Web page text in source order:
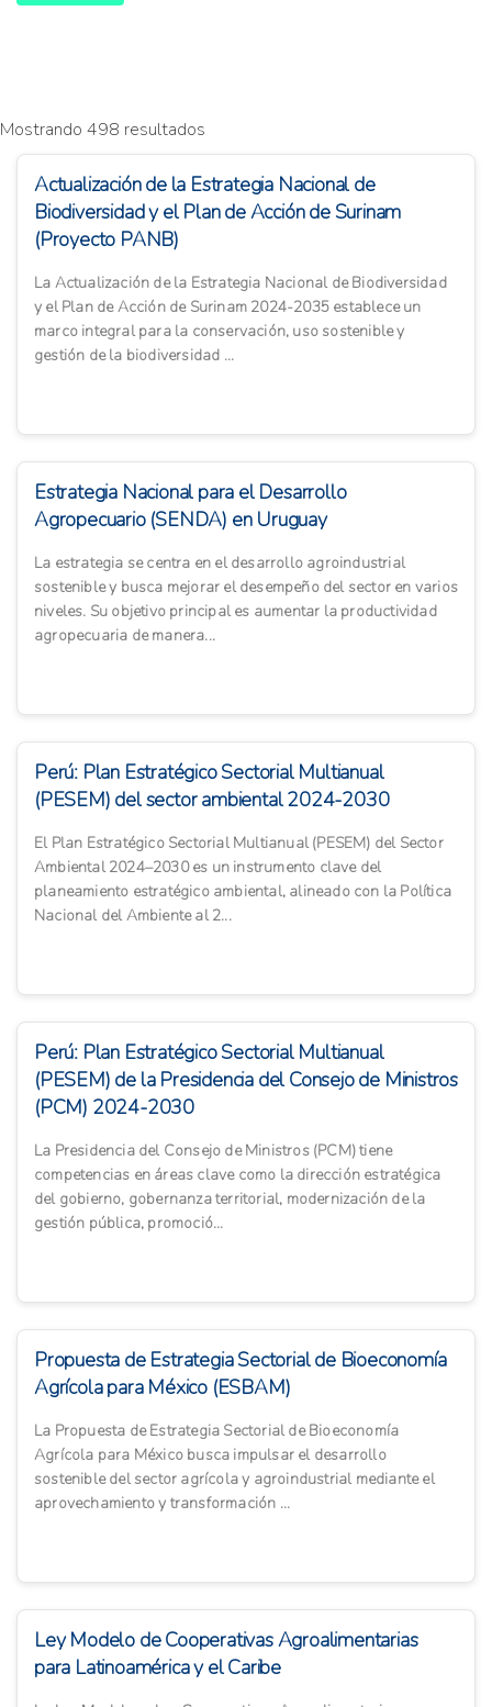
Mostrando 498 resultados
Actualización de la Estrategia Nacional de
Biodiversidad y el Plan de Acción de Surinam
(Proyecto PANB)
La Actualización de la Estrategia Nacional de Biodiversidad
y el Plan de Acción de Surinam 2024-2035 establece un
marco integral para la conservación, uso sostenible y
gestión de la biodiversidad ...
Estrategia Nacional para el Desarrollo
Agropecuario (SENDA) en Uruguay
La estrategia se centra en el desarrollo agroindustrial
sostenible y busca mejorar el desempeño del sector en varios
niveles. Su objetivo principal es aumentar la productividad
agropecuaria de manera...
Perú: Plan Estratégico Sectorial Multianual
(PESEM) del sector ambiental 2024-2030
El Plan Estratégico Sectorial Multianual (PESEM) del Sector
Ambiental 2024–2030 es un instrumento clave del
planeamiento estratégico ambiental, alineado con la Política
Nacional del Ambiente al 2...
Perú: Plan Estratégico Sectorial Multianual
(PESEM) de la Presidencia del Consejo de Ministros
(PCM) 2024-2030
La Presidencia del Consejo de Ministros (PCM) tiene
competencias en áreas clave como la dirección estratégica
del gobierno, gobernanza territorial, modernización de la
gestión pública, promoció...
Propuesta de Estrategia Sectorial de Bioeconomía
Agrícola para México (ESBAM)
La Propuesta de Estrategia Sectorial de Bioeconomía
Agrícola para México busca impulsar el desarrollo
sostenible del sector agrícola y agroindustrial mediante el
aprovechamiento y transformación ...
Ley Modelo de Cooperativas Agroalimentarias
para Latinoamérica y el Caribe